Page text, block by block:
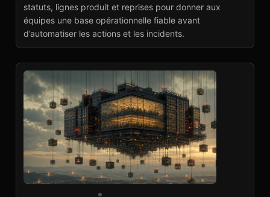
Voir le projet→
statuts, lignes produit et reprises pour donner aux
équipes une base opérationnelle fiable avant
d’automatiser les actions et les incidents.